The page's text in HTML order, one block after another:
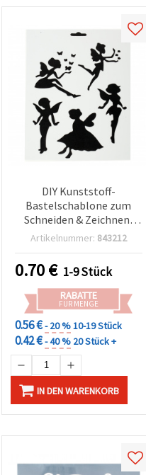
DIY Kunststoff-
Bastelschablone zum
Schneiden & Zeichnen,
dekorative Malschablone,
Artikelnummer: 843212
0.70€ 1-9 Stück
RABATTE
FÜR MENGE
0.56 €- 20 %10-19 Stück
0.42 €- 40 % 20 Stück +
IN DEN WARENKORB